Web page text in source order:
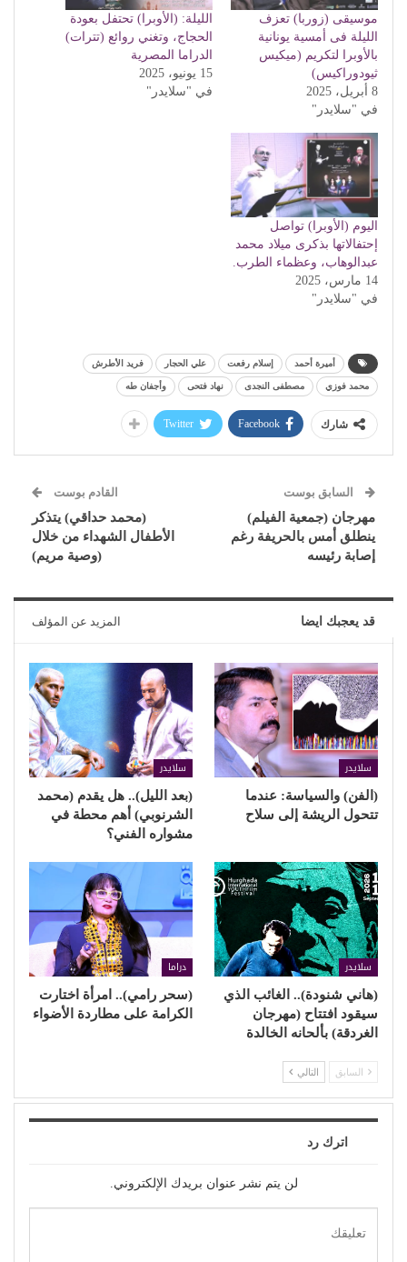
موسيقى (زوربا) تعزف
الليلة فى أمسية يونانية
بالأوبرا لتكريم (ميكيس
ثيودوراكيس)
8 أبريل، 2025
في "سلايدر"
الليلة: (الأوبرا) تحتفل بعودة
الحجاج، وتغني روائع (تترات)
الدراما المصرية
15 يونيو، 2025
في "سلايدر"
اليوم (الأوبرا) تواصل
إحتفالاتها بذكرى ميلاد محمد
عبدالوهاب، وعظماء الطرب.
14 مارس، 2025
في "سلايدر"
أميرة أحمد إسلام رفعت علي الحجار فريد الأطرش
محمد فوزي مصطفى النجدى نهاد فتحى وأجفان طه
شارك Facebook
Twitter
السابق بوست
مهرجان (جمعية الفيلم)
ينطلق أمس بالحريفة رغم
إصابة رئيسه
القادم بوست
(محمد حداقي) يتذكر
الأطفال الشهداء من خلال
(وصية مريم)
قد يعجبك ايضا المزيد عن المؤلف
سلايدر
(الفن) والسياسة: عندما
تتحول الريشة إلى سلاح
سلايدر
(بعد الليل).. هل يقدم (محمد
الشرنوبي) أهم محطة في
مشواره الفني؟
سلايدر
(هاني شنودة).. الغائب الذي
سيقود افتتاح (مهرجان
الغردقة) بألحانه الخالدة
دراما
(سحر رامي).. امرأة اختارت
الكرامة على مطاردة الأضواء
السابق التالي
اترك رد
لن يتم نشر عنوان بريدك الإلكتروني.